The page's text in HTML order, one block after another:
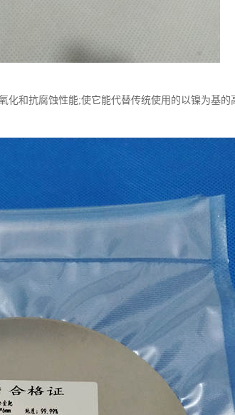
化和抗腐蚀性能;使它能代替传统使用的以镍为基的